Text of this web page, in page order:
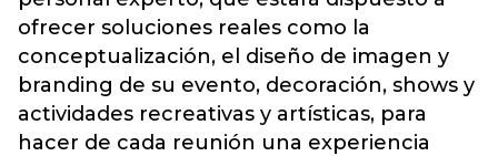
ofrecer soluciones reales como la
conceptualización, el diseño de imagen y
branding de su evento, decoración, shows y
actividades recreativas y artísticas, para
hacer de cada reunión una experiencia